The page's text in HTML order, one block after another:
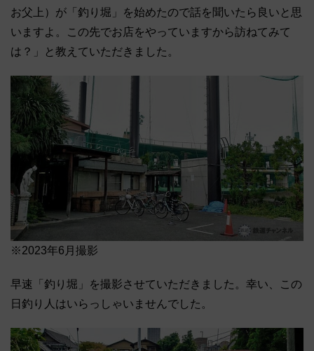
お父上）が「釣り堀」を始めたので話を聞いたら良いと思
いますよ。この先でお店をやっていますから訪ねてみて
は？」と教えていただきました。
※2023年6月撮影
早速「釣り堀」を撮影させていただきました。幸い、この
日釣り人はいらっしゃいませんでした。